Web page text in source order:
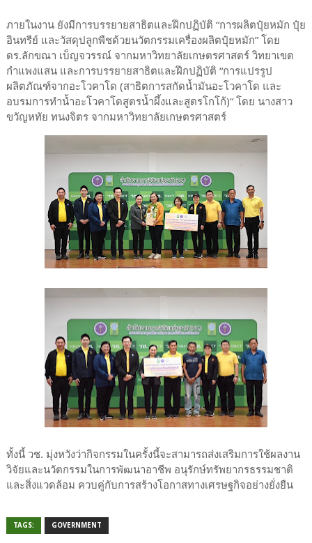
ภายในงาน ยังมีการบรรยายสาธิตและฝึกปฏิบัติ “การผลิตปุ๋ยหมัก ปุ๋ย
อินทรีย์ และวัสดุปลูกพืชด้วยนวัตกรรมเครื่องผลิตปุ๋ยหมัก” โดย
ดร.ลักขณา เบ็ญจวรรณ์ จากมหาวิทยาลัยเกษตรศาสตร์ วิทยาเขต
กำแพงแสน และการบรรยายสาธิตและฝึกปฏิบัติ “การแปรรูป
ผลิตภัณฑ์จากอะโวคาโด (สาธิตการสกัดน้ำมันอะโวคาโด และ
อบรมการทำน้ำอะโวคาโดสูตรน้ำผึ้งและสูตรโกโก้)“ โดย นางสาว
ขวัญหทัย ทนงจิตร จากมหาวิทยาลัยเกษตรศาสตร์
ทั้งนี้ วช. มุ่งหวังว่ากิจกรรมในครั้งนี้จะสามารถส่งเสริมการใช้ผลงาน
วิจัยและนวัตกรรมในการพัฒนาอาชีพ อนุรักษ์ทรัพยากรธรรมชาติ
และสิ่งแวดล้อม ควบคู่กับการสร้างโอกาสทางเศรษฐกิจอย่างยั่งยืน
TAGS: GOVERNMENT